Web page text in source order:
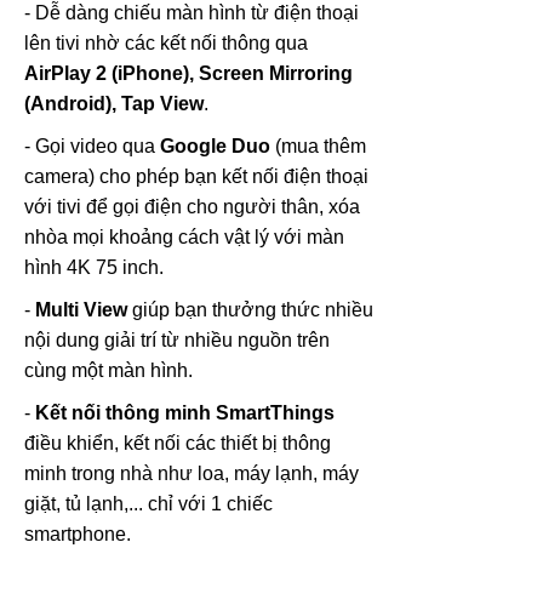
- Dễ dàng chiếu màn hình từ điện thoại
lên tivi nhờ các kết nối thông qua
AirPlay 2 (iPhone), Screen Mirroring
(Android), Tap View.
- Gọi video qua Google Duo (mua thêm
camera) cho phép bạn kết nối điện thoại
với tivi để gọi điện cho người thân, xóa
nhòa mọi khoảng cách vật lý với màn
hình 4K 75 inch.
- Multi Viewgiúp bạn thưởng thức nhiều
nội dung giải trí từ nhiều nguồn trên
cùng một màn hình.
- Kết nối thông minh SmartThings
điều khiển, kết nối các thiết bị thông
minh trong nhà như loa, máy lạnh, máy
giặt, tủ lạnh,... chỉ với 1 chiếc
smartphone.